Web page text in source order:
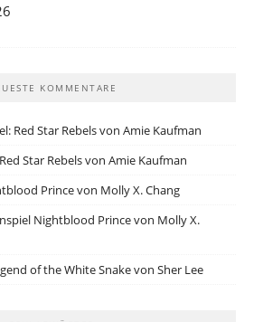
KOMMENTARE
Red Star Rebels von Amie Kaufman
Star Rebels von Amie Kaufman
Prince von Molly X. Chang
Nightblood Prince von Molly X.
of the White Snake von Sher Lee